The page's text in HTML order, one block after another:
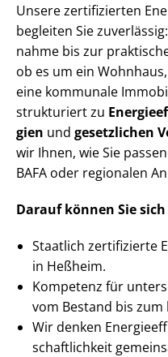
Unsere zertifizierten
begleiten Sie
nah­me bis zur
ob es um ein
eine kommunale
strukturiert zu
gien und gesetzlichen
wir Ihnen, wie Sie
BAFA oder regionalen
Darauf können Sie
Staatlich zertifizierte
in Heßheim.
Kompetenz für
vom Bestand bis
Wir denken
schaft­lich­keit